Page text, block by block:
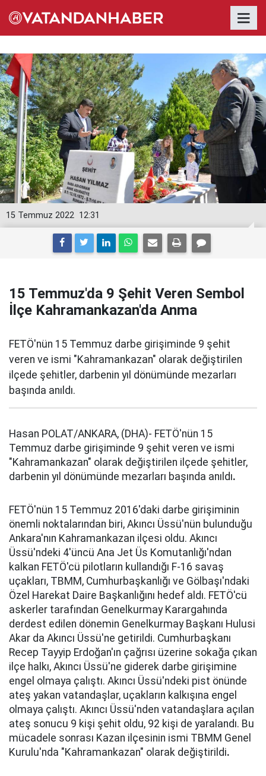
12:31
15 Temmuz 2022
15 Temmuz'da 9 Şehit Veren Sembol
İlçe Kahramankazan'da Anma
FETÖ'nün 15 Temmuz darbe girişiminde 9 şehit
veren ve ismi "Kahramankazan" olarak değiştirilen
ilçede şehitler, darbenin yıl dönümünde mezarları
başında anıldı.
Hasan POLAT/ANKARA, (DHA)- FETÖ'nün 15
Temmuz darbe girişiminde 9 şehit veren ve ismi
"Kahramankazan" olarak değiştirilen ilçede şehitler,
darbenin yıl dönümünde mezarları başında anıldı.
FETÖ'nün 15 Temmuz 2016'daki darbe girişiminin
önemli noktalarından biri, Akıncı Üssü'nün bulunduğu
Ankara'nın Kahramankazan ilçesi oldu. Akıncı
Üssü'ndeki 4'üncü Ana Jet Üs Komutanlığı'ndan
kalkan FETÖ'cü pilotların kullandığı F-16 savaş
uçakları, TBMM, Cumhurbaşkanlığı ve Gölbaşı'ndaki
Özel Harekat Daire Başkanlığını hedef aldı. FETÖ'cü
askerler tarafından Genelkurmay Karargahında
derdest edilen dönemin Genelkurmay Başkanı Hulusi
Akar da Akıncı Üssü'ne getirildi. Cumhurbaşkanı
Recep Tayyip Erdoğan'ın çağrısı üzerine sokağa çıkan
ilçe halkı, Akıncı Üssü'ne giderek darbe girişimine
engel olmaya çalıştı. Akıncı Üssü'ndeki pist önünde
ateş yakan vatandaşlar, uçakların kalkışına engel
olmaya çalıştı. Akıncı Üssü'nden vatandaşlara açılan
ateş sonucu 9 kişi şehit oldu, 92 kişi de yaralandı. Bu
mücadele sonrası Kazan ilçesinin ismi TBMM Genel
Kurulu'nda "Kahramankazan" olarak değiştirildi.